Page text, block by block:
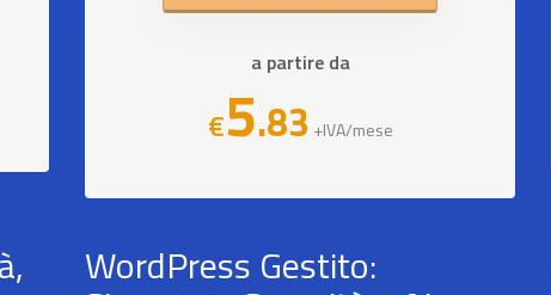
a partire da
€5.83 +IVA/mese
WordPress Gestito: